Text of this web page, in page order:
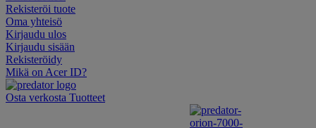
Rekisteröi tuote
Oma yhteisö
Kirjaudu ulos
Kirjaudu sisään
Rekisteröidy
Mikä on Acer ID?
Osta verkosta Tuotteet